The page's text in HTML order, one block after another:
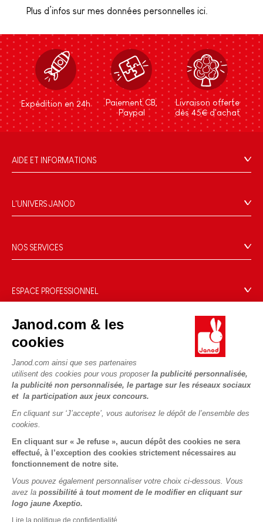
Janod.com & les
cookies
Janod.com ainsi que ses partenaires
utilisent des cookies pour vous proposer la publicité personnalisée,
la publicité non personnalisée, le partage sur les réseaux sociaux
et la participation aux jeux concours.
En cliquant sur ‘J’accepte’, vous autorisez le dépôt de l’ensemble des
cookies.
En cliquant sur « Je refuse », aucun dépôt des cookies ne sera
effectué, à l’exception des cookies strictement nécessaires au
fonctionnement de notre site.
Vous pouvez également personnaliser votre choix ci-dessous. Vous
avez la possibilité à tout moment de le modifier en cliquant sur
logo jaune Axeptio.
Lire la politique de confidentialité
Plus d’infos sur mes données personnelles ici.
Expédition en 24h
Paiement CB,
Paypal
Livraison offerte
dès 45€ d'achat
AIDE ET INFORMATIONS
FAQ
Contact
Rappel Produits
Données personnelles
Gestion des cookies
Conditions du #YesJanod
L'UNIVERS JANOD
Le design
Blog Conseils d'Experts
Le FSC®, c'est quoi ?
Sélection de jouets par âge
Fiche environnementale
NOS SERVICES
Paiement
Livraison
Règles du jeu & notices
Nos guides d'achat
ESPACE PROFESSIONNEL
Espace recrutement
NOUS SUIVRE